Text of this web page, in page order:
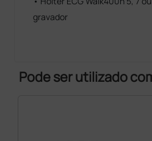
gravador
Pode ser utilizado